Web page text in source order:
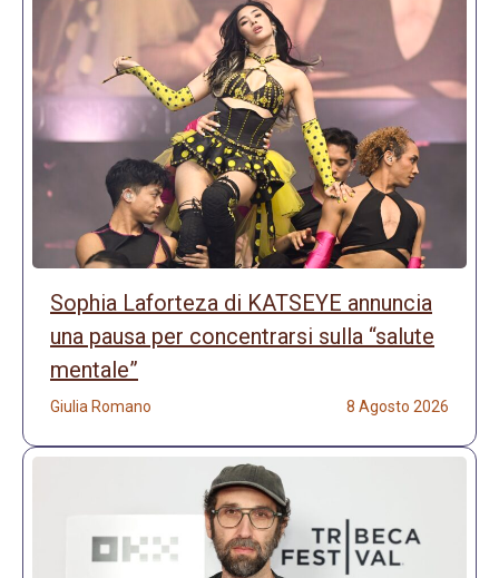
Sophia Laforteza di KATSEYE annuncia
una pausa per concentrarsi sulla “salute
mentale”
Giulia Romano 8 Agosto 2026